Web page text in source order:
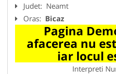
Judet: Neamt
Oras: Bicaz
Pagina
afacerea nu
iar locul
Interpreti